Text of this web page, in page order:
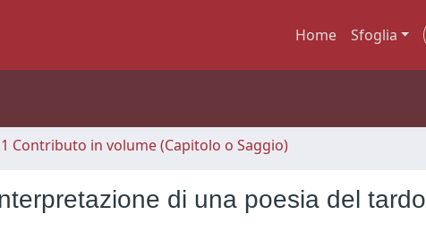
Home Sfoglia
Contributo in volume (Capitolo o Saggio)
di una poesia del tardo